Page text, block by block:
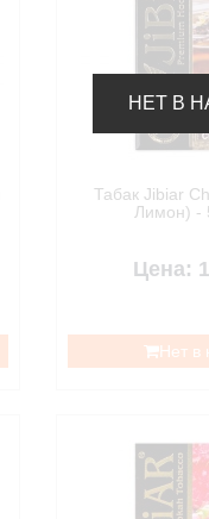
НЕТ В
Табак Jibiar
Лимон) -
Цена:
Нет в